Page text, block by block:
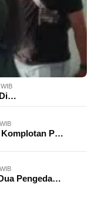
Di…
Komplotan P…
Pengeda…